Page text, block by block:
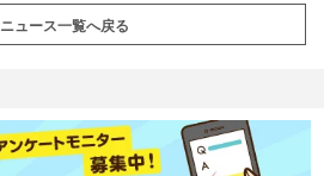
ニュース一覧へ戻る